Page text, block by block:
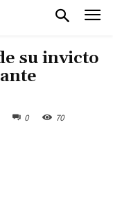
su invicto
0 70